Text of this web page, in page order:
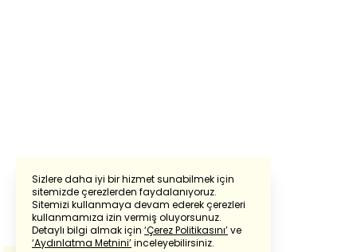
Sizlere daha iyi bir hizmet sunabilmek için
sitemizde çerezlerden faydalanıyoruz.
Sitemizi kullanmaya devam ederek çerezleri
kullanmamıza izin vermiş oluyorsunuz.
Detaylı bilgi almak için ‘Çerez Politikasını’ve
‘Aydınlatma Metnini’inceleyebilirsiniz.
Powered by Translate